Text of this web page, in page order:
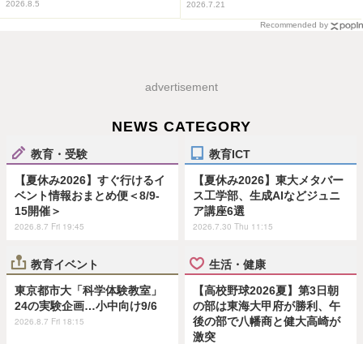
2026.8.5 2026.7.21
Recommended by
advertisement
NEWS CATEGORY
教育・受験
【夏休み2026】すぐ行けるイ
ベント情報おまとめ便＜8/9-
15開催＞
2026.8.7 Fri 19:45
教育ICT
【夏休み2026】東大メタバー
ス工学部、生成AIなどジュニ
ア講座6選
2026.7.30 Thu 11:15
教育イベント
東京都市大「科学体験教室」
24の実験企画…小中向け9/6
2026.8.7 Fri 18:15
生活・健康
【高校野球2026夏】第3日朝
の部は東海大甲府が勝利、午
後の部で八幡商と健大高崎が
激突